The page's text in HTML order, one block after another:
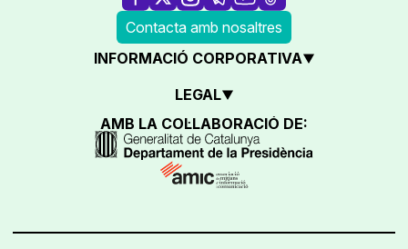
Contacta amb nosaltres
INFORMACIÓ CORPORATIVA
LEGAL
AMB LA COL·LABORACIÓ DE: